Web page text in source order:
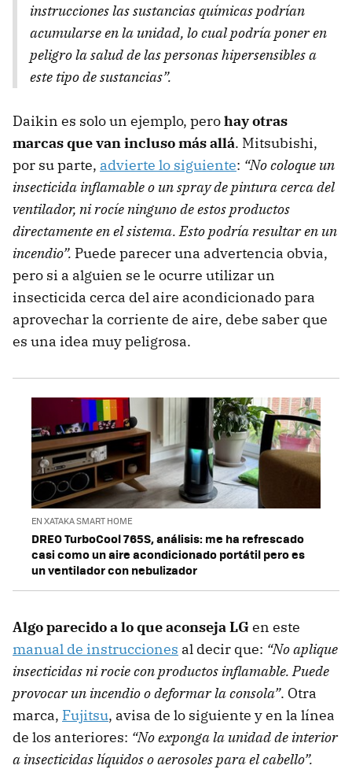
instrucciones las sustancias químicas podrían
acumularse en la unidad, lo cual podría poner en
peligro la salud de las personas hipersensibles a
este tipo de sustancias”.
Daikin es solo un ejemplo, perohay otras
marcas que van incluso más allá. Mitsubishi,
por su parte, advierte lo siguiente: “No coloque un
insecticida inflamable o un spray de pintura cerca del
ventilador, ni rocíe ninguno de estos productos
directamente en el sistema. Esto podría resultar en un
incendio”. Puede parecer una advertencia obvia,
pero si a alguien se le ocurre utilizar un
insecticida cerca del aire acondicionado para
aprovechar la corriente de aire, debe saber que
es una idea muy peligrosa.
EN XATAKA SMART HOME
DREO TurboCool 765S, análisis: me ha refrescado
casi como un aire acondicionado portátil pero es
un ventilador con nebulizador
Algo parecido a lo que aconseja LGen este
manual de instrucciones al decir que: “No aplique
insecticidas ni rocie con productos inflamable. Puede
provocar un incendio o deformar la consola”. Otra
marca, Fujitsu, avisa de lo siguiente y en la línea
de los anteriores: “No exponga la unidad de interior
a insecticidas líquidos o aerosoles para el cabello”.